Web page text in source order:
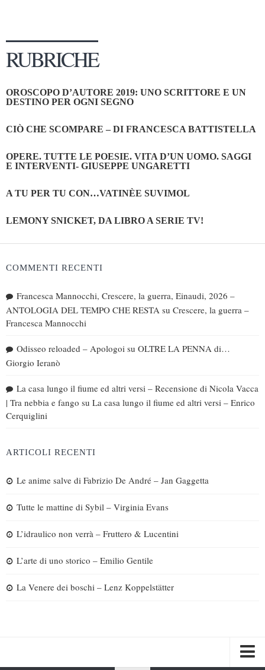
RUBRICHE
OROSCOPO D’AUTORE 2019: UNO SCRITTORE E UN
DESTINO PER OGNI SEGNO
CIÒ CHE SCOMPARE – DI FRANCESCA BATTISTELLA
OPERE. TUTTE LE POESIE. VITA D’UN UOMO. SAGGI
E INTERVENTI- GIUSEPPE UNGARETTI
A TU PER TU CON…VATINÈE SUVIMOL
LEMONY SNICKET, DA LIBRO A SERIE TV!
COMMENTI RECENTI
Francesca Mannocchi, Crescere, la guerra, Einaudi, 2026 –
ANTOLOGIA DEL TEMPO CHE RESTA su Crescere, la guerra –
Francesca Mannocchi
Odisseo reloaded – Apologoi su OLTRE LA PENNA di…
Giorgio Ieranò
La casa lungo il fiume ed altri versi – Recensione di Nicola Vacca
| Tra nebbia e fango su La casa lungo il fiume ed altri versi – Enrico
Cerquiglini
ARTICOLI RECENTI
Le anime salve di Fabrizio De André – Jan Gaggetta
Tutte le mattine di Sybil – Virginia Evans
L’idraulico non verrà – Fruttero & Lucentini
L’arte di uno storico – Emilio Gentile
La Venere dei boschi – Lenz Koppelstätter